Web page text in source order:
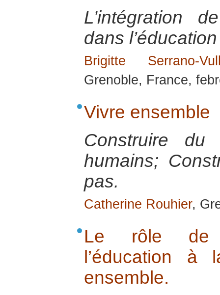
L’intégration
dans
Brigitte Serrano-
Grenoble, France,
Vivre ensemble
Construire
humains;
pas.
Catherine Rouhier,
Le rôle de
l’éducation
ensemble.